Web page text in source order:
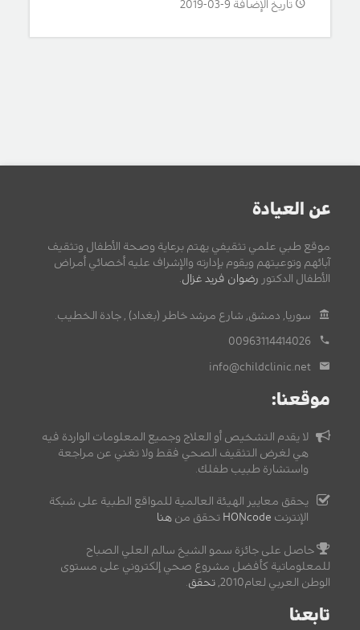
تاريخ الإضافة 9-03-2019
عن العيادة
موقع طبي علمي تثقيفي يهتم برعاية وصحة الأطفال وتثقيف
آبائهم وتوعيتهم ويقوم بإدارته والإشراف عليه أخصائي أمراض
الأطفال الدكتور رضوان فريد غزال.
سوريا, دمشق, شارع مرشد خاطر (بغداد) , جادة الخطيب.
00963114414026
info@childclinic.net
موقعنا:
لا يقدم التشخيص أو العلاج وجميع المعلومات الواردة فيه
هي لغرض التثقيف الصحي فقط ولا تغني عن مراجعة
واستشارة طبيب طفلك.
يحقق معايير الهيئة العالمية للمواقع الطبية على شبكة
الإنترنت HONcode تحقق من هنا
حاصل على جائزة سمو الشيخ سالم العلي الصباح
للمعلوماتية كأفضل مشروع صحي إلكتروني على مستوى
الوطن العربي لعام2010,
تحقق.
تابعنا